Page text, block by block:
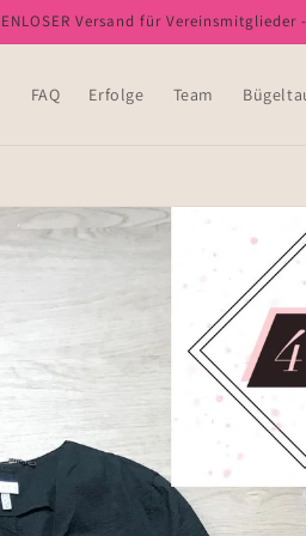
Versand für
FAQ Erfolge Team